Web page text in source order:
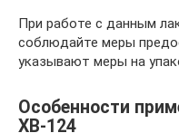
При работе с данным
соблюдайте меры
указывают меры на
Особенности
ХВ-124